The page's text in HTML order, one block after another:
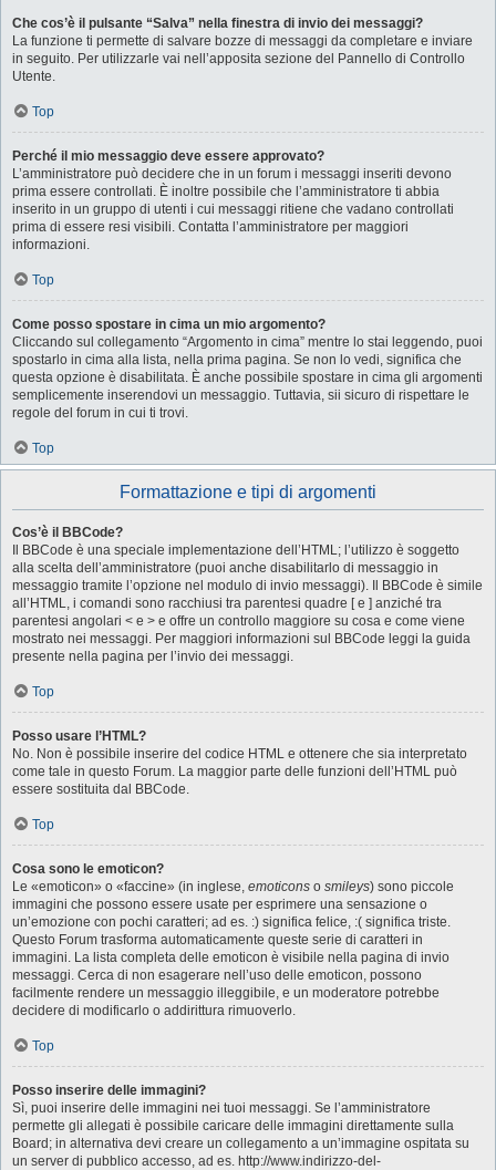
Che cos’è il pulsante “Salva” nella finestra di invio dei messaggi?
La funzione ti permette di salvare bozze di messaggi da completare e inviare
in seguito. Per utilizzarle vai nell’apposita sezione del Pannello di Controllo
Utente.
Top
Perché il mio messaggio deve essere approvato?
L’amministratore può decidere che in un forum i messaggi inseriti devono
prima essere controllati. È inoltre possibile che l’amministratore ti abbia
inserito in un gruppo di utenti i cui messaggi ritiene che vadano controllati
prima di essere resi visibili. Contatta l’amministratore per maggiori
informazioni.
Top
Come posso spostare in cima un mio argomento?
Cliccando sul collegamento “Argomento in cima” mentre lo stai leggendo, puoi
spostarlo in cima alla lista, nella prima pagina. Se non lo vedi, significa che
questa opzione è disabilitata. È anche possibile spostare in cima gli argomenti
semplicemente inserendovi un messaggio. Tuttavia, sii sicuro di rispettare le
regole del forum in cui ti trovi.
Top
Formattazione e tipi di argomenti
Cos’è il BBCode?
Il BBCode è una speciale implementazione dell’HTML; l’utilizzo è soggetto
alla scelta dell’amministratore (puoi anche disabilitarlo di messaggio in
messaggio tramite l’opzione nel modulo di invio messaggi). Il BBCode è simile
all’HTML, i comandi sono racchiusi tra parentesi quadre [ e ] anziché tra
parentesi angolari < e > e offre un controllo maggiore su cosa e come viene
mostrato nei messaggi. Per maggiori informazioni sul BBCode leggi la guida
presente nella pagina per l’invio dei messaggi.
Top
Posso usare l’HTML?
No. Non è possibile inserire del codice HTML e ottenere che sia interpretato
come tale in questo Forum. La maggior parte delle funzioni dell’HTML può
essere sostituita dal BBCode.
Top
Cosa sono le emoticon?
Le «emoticon» o «faccine» (in inglese, emoticons o smileys) sono piccole
immagini che possono essere usate per esprimere una sensazione o
un’emozione con pochi caratteri; ad es. :) significa felice, :( significa triste.
Questo Forum trasforma automaticamente queste serie di caratteri in
immagini. La lista completa delle emoticon è visibile nella pagina di invio
messaggi. Cerca di non esagerare nell’uso delle emoticon, possono
facilmente rendere un messaggio illeggibile, e un moderatore potrebbe
decidere di modificarlo o addirittura rimuoverlo.
Top
Posso inserire delle immagini?
Sì, puoi inserire delle immagini nei tuoi messaggi. Se l’amministratore
permette gli allegati è possibile caricare delle immagini direttamente sulla
Board; in alternativa devi creare un collegamento a un’immagine ospitata su
un server di pubblico accesso, ad es. http://www.indirizzo-del-